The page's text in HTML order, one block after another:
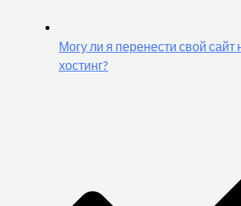
Могу ли я перенести свой сайт
хостинг?